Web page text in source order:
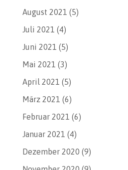
August 2021 (5)
Juli 2021 (4)
Juni 2021 (5)
Mai 2021 (3)
April 2021 (5)
März 2021 (6)
Februar 2021 (6)
Januar 2021 (4)
Dezember 2020 (9)